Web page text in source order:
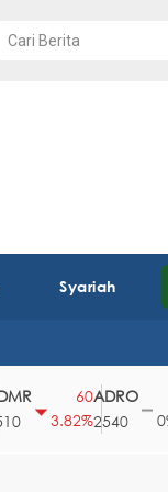
Syariah
3.82%
ADRO
2540
0
0%
43